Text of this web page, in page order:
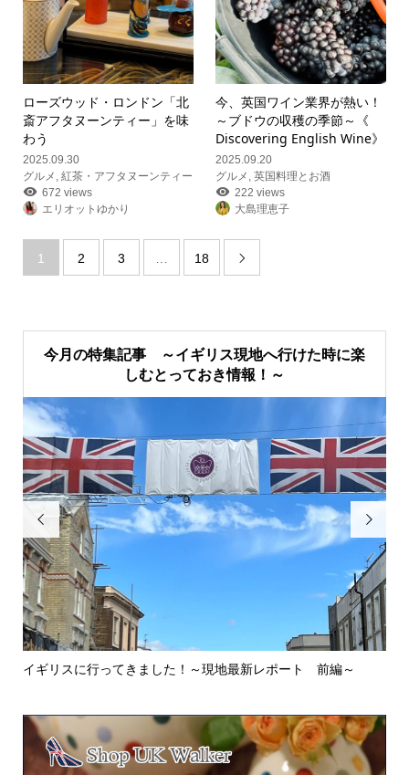
ローズウッド・ロンドン「北
斎アフタヌーンティー」を味
わう
2025.09.30
グルメ , 紅茶・アフタヌーンティー
672 views
エリオットゆかり
今、英国ワイン業界が熱い！
～ブドウの収穫の季節～《
Discovering English Wine》
2025.09.20
グルメ ,英国料理とお酒
222 views
大島理恵子
1 2 3 … 18 
今月の特集記事 ～イギリス現地へ行けた時に楽
しむとっておき情報！～

イギリスに行ってきました！～現地最新レポート 前編～
